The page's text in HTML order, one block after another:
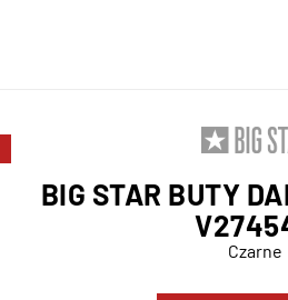
BIG STAR BUTY
Czarne